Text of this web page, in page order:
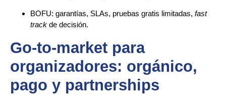
BOFU: garantías, SLAs, pruebas gratis limitadas, fast
track de decisión.
Go-to-market para
organizadores: orgánico,
pago y partnerships